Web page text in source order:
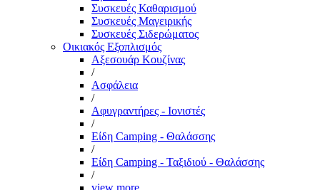
Συσκευές Καθαρισμού
Συσκευές Μαγειρικής
Συσκευές Σιδερώματος
Οικιακός Εξοπλισμός
Αξεσουάρ Κουζίνας
/
Ασφάλεια
/
Αφυγραντήρες - Ιονιστές
/
Είδη Camping - Θαλάσσης
/
Είδη Camping - Ταξιδιού - Θαλάσσης
/
view more